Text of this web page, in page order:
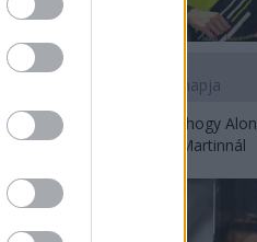
2 napja
Newey biztos benne, hogy
Aston Martinnál